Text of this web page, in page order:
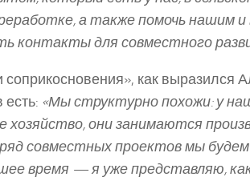
а также помочь нашим
контакты для совместного
соприкосновения», как выразился
есть: «Мы структурно похожи: у
хозяйство, они занимаются
ряд совместных проектов мы
время — я уже представляю,